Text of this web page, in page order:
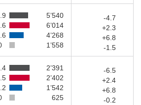
5’540
6’014
4’268
1’558
-4.7
+2.3
+6.8
-1.5
2’391
2’402
1’542
625
-6.5
+2.4
+6.8
-0.2